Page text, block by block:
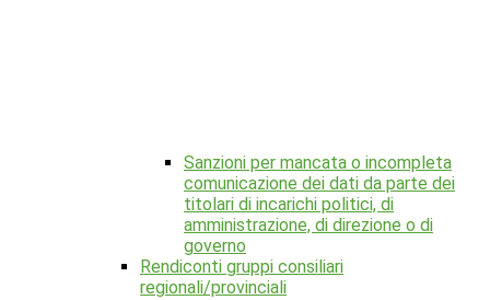
Sanzioni per mancata o incompleta
comunicazione dei dati da parte dei
titolari di incarichi politici, di
amministrazione, di direzione o di
governo
Rendiconti gruppi consiliari
regionali/provinciali